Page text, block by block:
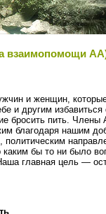
взаимопомощи
и женщин, которые
и другим избавиться
бросить пить. Члены
благодаря нашим
политическим
каким бы то ни было
главная цель —